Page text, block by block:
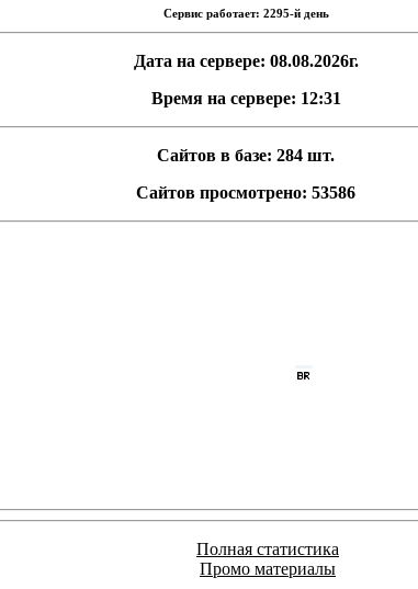
Сервис работает: 2295-й день
Дата на сервере: 08.08.2026г.
Время на сервере: 12:31
Сайтов в базе: 284 шт.
Сайтов просмотрено: 53586
Полная статистика
Промо материалы